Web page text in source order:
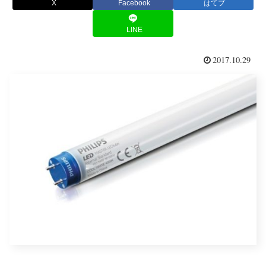
X Facebook はてブ
LINE
2017.10.29